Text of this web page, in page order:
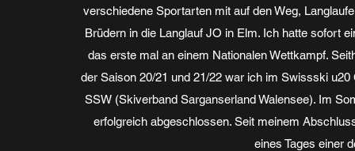
verschiedene Sportarten mit auf den Weg,
Brüdern in die Langlauf JO in Elm. Ich hatte sofort
das erste mal an einem Nationalen Wettkampf.
der Saison 20/21 und 21/22 war ich im Swissski
SSW (Skiverband Sarganserland Walensee). Im
erfolgreich abgeschlossen. Seit meinem
eines Tages einer